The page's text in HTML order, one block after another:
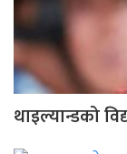
थाइल्यान्डको